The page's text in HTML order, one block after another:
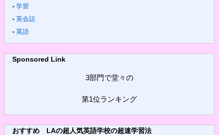
学習
英会話
英語
Sponsored Link
3部門で堂々の
第1位ランキング
おすすめ LAの超人気英語学校の超速学習法